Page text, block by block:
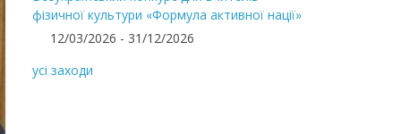
фізичної культури «Формула активної нації»
12/03/2026 - 31/12/2026
усі заходи